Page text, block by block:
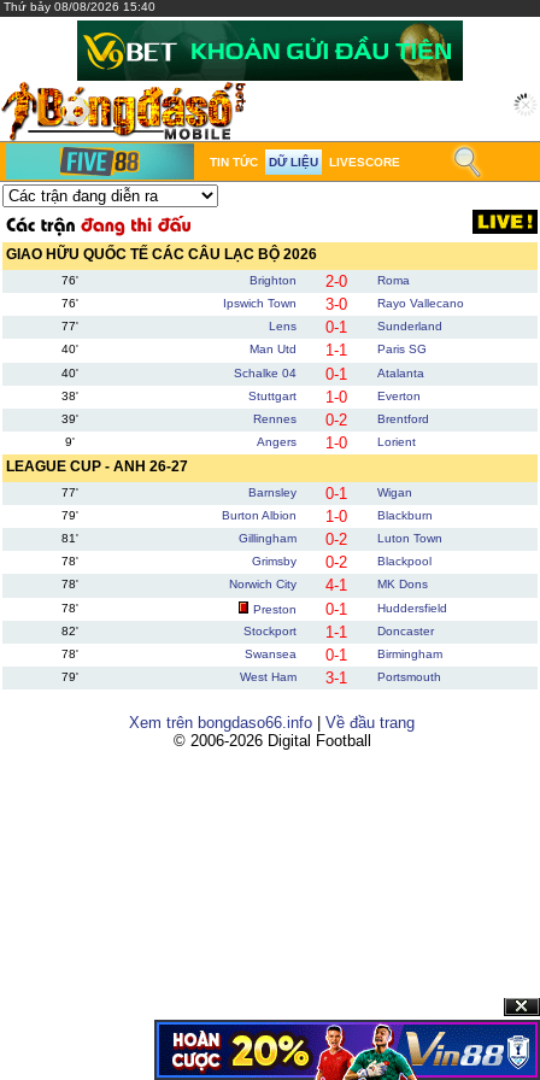
Thứ bảy 08/08/2026 15:40
TIN TỨC DỮ LIỆU LIVESCORE
GIAO HỮU QUỐC TẾ CÁC CÂU LẠC BỘ 2026
76' Brighton 2-0
Roma
76'
Ipswich Town 3-0
Rayo Vallecano
77'
Lens 0-1
Sunderland
40'
Man Utd 1-1
Paris SG
40'
Schalke 04 0-1
Atalanta
38'
Stuttgart 1-0
Everton
39'
Rennes 0-2
Brentford
9'
Angers 1-0 Lorient
LEAGUE CUP - ANH 26-27
77' Barnsley 0-1
Wigan
79'
Burton Albion 1-0
Blackburn
81'
Gillingham 0-2
Luton Town
78'
Grimsby 0-2
Blackpool
78'
Norwich City 4-1
MK Dons
78'
Preston 0-1
Huddersfield
82'
Stockport 1-1
Doncaster
78'
Swansea 0-1
Birmingham
79'
West Ham 3-1 Portsmouth
Xem trên bongdaso66.info
Về đầu trang
© 2006-2026 Digital Football